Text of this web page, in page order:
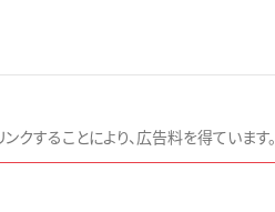
することにより、広告料を得ています。